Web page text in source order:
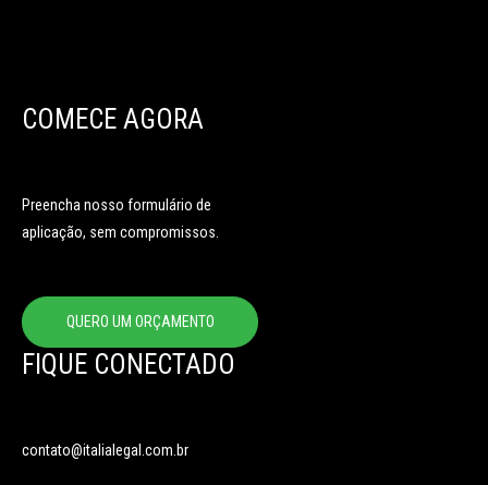
COMECE AGORA
Preencha nosso formulário de
aplicação, sem compromissos.
QUERO UM ORÇAMENTO
FIQUE CONECTADO
contato@italialegal.com.br